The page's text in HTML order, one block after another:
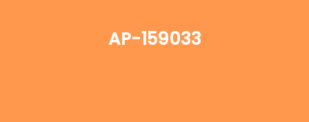
AP-159033